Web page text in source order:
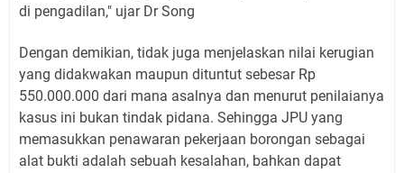
di pengadilan," ujar Dr Song
Dengan demikian, tidak juga menjelaskan nilai kerugian
yang didakwakan maupun dituntut sebesar Rp
550.000.000 dari mana asalnya dan menurut penilaianya
kasus ini bukan tindak pidana. Sehingga JPU yang
memasukkan penawaran pekerjaan borongan sebagai
alat bukti adalah sebuah kesalahan, bahkan dapat